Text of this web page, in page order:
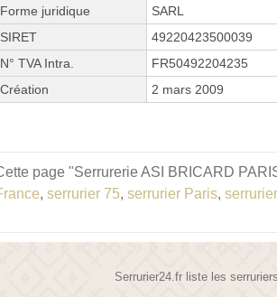
Forme juridique
SARL
SIRET
49220423500039
N° TVA Intra.
FR50492204235
Création
2 mars 2009
page "Serrurerie ASI BRICARD
, serrurier 75, serrurier Paris,
Serrurier24.fr liste les